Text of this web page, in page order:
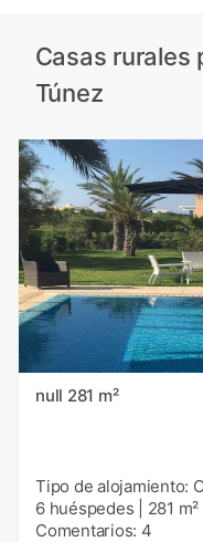
Casas rurales
Túnez
null 281 m²
Tipo de alojamiento:
6 huéspedes
281 m²
Comentarios: 4